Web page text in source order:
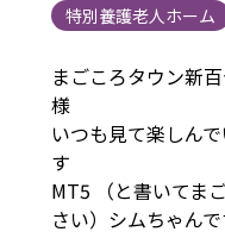
特別養護老人ホーム
まごころタウン新
様
いつも見て楽しん
す
MT5 （と書いてま
さい）シムちゃん